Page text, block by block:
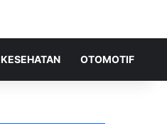
KESEHATAN OTOMOTIF